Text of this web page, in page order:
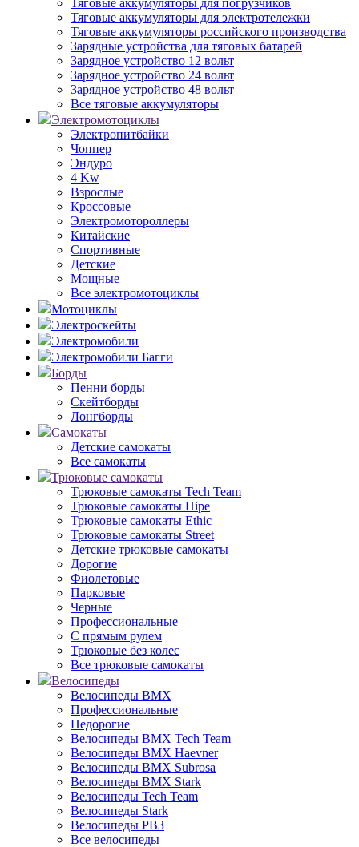
Тяговые аккумуляторы для погрузчиков
Тяговые аккумуляторы для электротележки
Тяговые аккумуляторы российского производства
Зарядные устройства для тяговых батарей
Зарядное устройство 12 вольт
Зарядное устройство 24 вольт
Зарядное устройство 48 вольт
Все тяговые аккумуляторы
Электромотоциклы
Электропитбайки
Чоппер
Эндуро
4 Kw
Взрослые
Кроссовые
Электромотороллеры
Китайские
Спортивные
Детские
Мощные
Все электромотоциклы
Мотоциклы
Электроскейты
Электромобили
Электромобили Багги
Борды
Пенни борды
Скейтборды
Лонгборды
Самокаты
Детские самокаты
Все самокаты
Трюковые самокаты
Трюковые самокаты Tech Team
Трюковые самокаты Hipe
Трюковые самокаты Ethic
Трюковые самокаты Street
Детские трюковые самокаты
Дорогие
Фиолетовые
Парковые
Черные
Профессиональные
С прямым рулем
Трюковые без колес
Все трюковые самокаты
Велосипеды
Велосипеды BMX
Профессиональные
Недорогие
Велосипеды BMX Tech Team
Велосипеды BMX Haevner
Велосипеды BMX Subrosa
Велосипеды BMX Stark
Велосипеды Tech Team
Велосипеды Stark
Велосипеды РВЗ
Все велосипеды